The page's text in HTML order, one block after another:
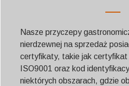
Nasze przyczepy
nierdzewnej na sprzedaż
certyfikaty, takie jak
ISO9001 oraz kod
niektórych obszarach, gdzie